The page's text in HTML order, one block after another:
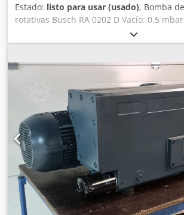
Estado: listo para usar (usado), Bomba
rotativas Busch RA 0202 D Vacío: 0,5 mbar
C0236000063 Peso: aprox. 150 kilos
succión: 200 m³/h a 50 Hz 240 m³/h a 60
nominal del motor: 4,0 kW a 50 Hz 6,6 kW
Velocidad nominal del motor: 1500 min⁻¹ a
min⁻¹ a 60 Hz La descripción ha sido
invitamos a venir a visitarnos. Estaremos
organizar un envío rentable para usted.
Recibirá una factura correcta. Dcjdpfxjwm
También se podrá emitir factura neta
extranjeros. Se requiere un número de
IVA válido. Sujeto a venta previa. Visita
descubre nuestras otras ofertas. Los
empresas y marcas comerciales
propiedad de sus dueños y se utilizan
identificar y describir los productos.